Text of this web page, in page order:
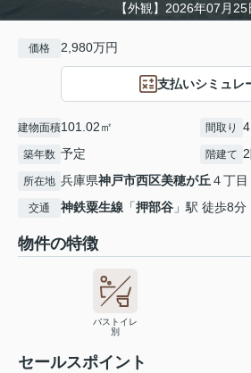
【外観】2026年07月
価格 2,980万円
支払いシミュレ
建物面積101.02㎡ 間取り
築年数 予定 階建て
所在地 兵庫県神戸市西区美穂が丘 ４丁目
交通 神鉄粟生線 「押部谷 」駅 徒歩8分
物件の特徴
バストイレ
別
セールスポイント